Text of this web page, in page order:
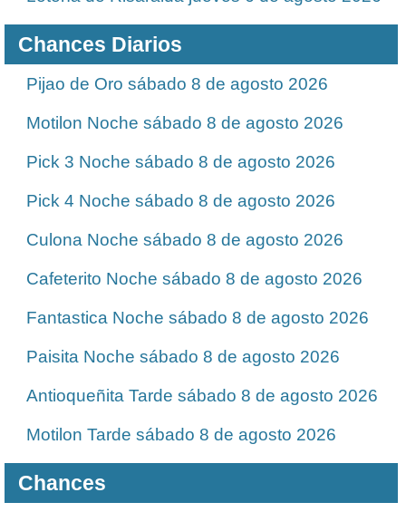
Chances Diarios
Pijao de Oro sábado 8 de agosto 2026
Motilon Noche sábado 8 de agosto 2026
Pick 3 Noche sábado 8 de agosto 2026
Pick 4 Noche sábado 8 de agosto 2026
Culona Noche sábado 8 de agosto 2026
Cafeterito Noche sábado 8 de agosto 2026
Fantastica Noche sábado 8 de agosto 2026
Paisita Noche sábado 8 de agosto 2026
Antioqueñita Tarde sábado 8 de agosto 2026
Motilon Tarde sábado 8 de agosto 2026
Chances